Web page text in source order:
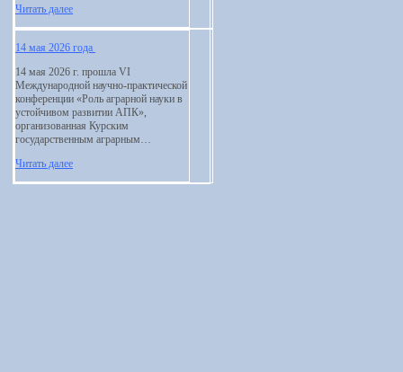
Читать далее
14 мая 2026 года
14 мая 2026 г. прошла VI
Международной научно-практической
конференции «Роль аграрной науки в
устойчивом развитии АПК»,
организованная Курским
государственным аграрным…
Читать далее